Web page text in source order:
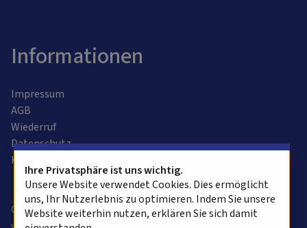
Informationen
Impressum
AGB
Wiederruf
Datenschutz
Kontaktformular
Copyright © 2025 alvasys automation ag. Alle Rechte
Ihre Privatsphäre ist uns wichtig.
Unsere Website verwendet Cookies. Dies ermöglicht
uns, Ihr Nutzerlebnis zu optimieren. Indem Sie unsere
Website weiterhin nutzen, erklären Sie sich damit